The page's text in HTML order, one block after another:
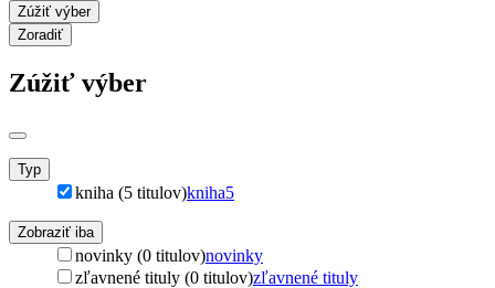
Zúžiť výber
Zoradiť
Zúžiť výber
Typ
kniha (5 titulov)kniha5
Zobraziť iba
novinky (0 titulov)novinky
zľavnené tituly (0 titulov)zľavnené tituly